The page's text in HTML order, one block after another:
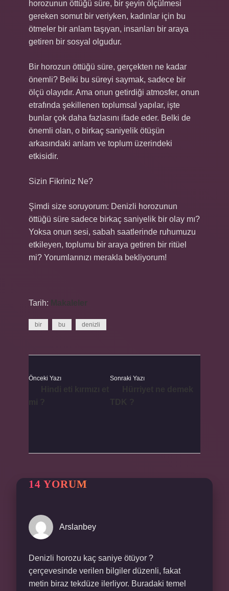
horozunun öttüğü süre, bir şeyin ölçülmesi
gereken somut bir veriyken, kadınlar için bu
ötmeler bir anlam taşıyan, insanları bir araya
getiren bir sosyal olgudur.
Bir horozun öttüğü süre, gerçekten ne kadar
önemli? Belki bu süreyi saymak, sadece bir
ölçü olayıdır. Ama onun getirdiği atmosfer, onun
etrafında şekillenen toplumsal yapılar, işte
bunlar çok daha fazlasını ifade eder. Belki de
önemli olan, o birkaç saniyelik ötüşün
arkasındaki anlam ve toplum üzerindeki
etkisidir.
Sizin Fikriniz Ne?
Şimdi size soruyorum: Denizli horozunun
öttüğü süre sadece birkaç saniyelik bir olay mı?
Yoksa onun sesi, sabah saatlerinde ruhumuzu
etkileyen, toplumu bir araya getiren bir ritüel
mi? Yorumlarınızı merakla bekliyorum!
Tarih: Makaleler
bir bu denizli
Önceki Yazı Sonraki Yazı
14 YORUM
Arslanbey
Denizli horozu kaç saniye ötüyor ?
çerçevesinde verilen bilgiler düzenli, fakat
metin biraz tekdüze ilerliyor. Buradaki temel